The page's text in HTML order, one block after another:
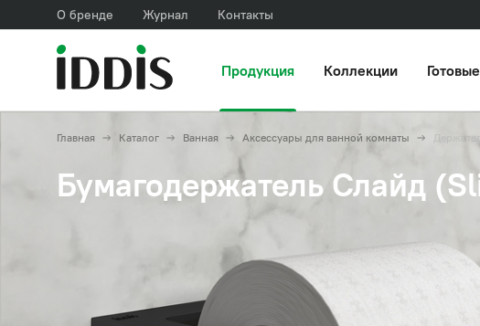
О бренде Журнал Контакты
Продукция Коллекции
Главная Каталог Ванная Аксессуары для ванной комнаты
Бумагодержатель Слайд